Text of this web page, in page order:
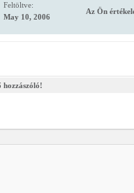
Feltöltve:
May 10, 2006
Az Ön
hozzászóló!